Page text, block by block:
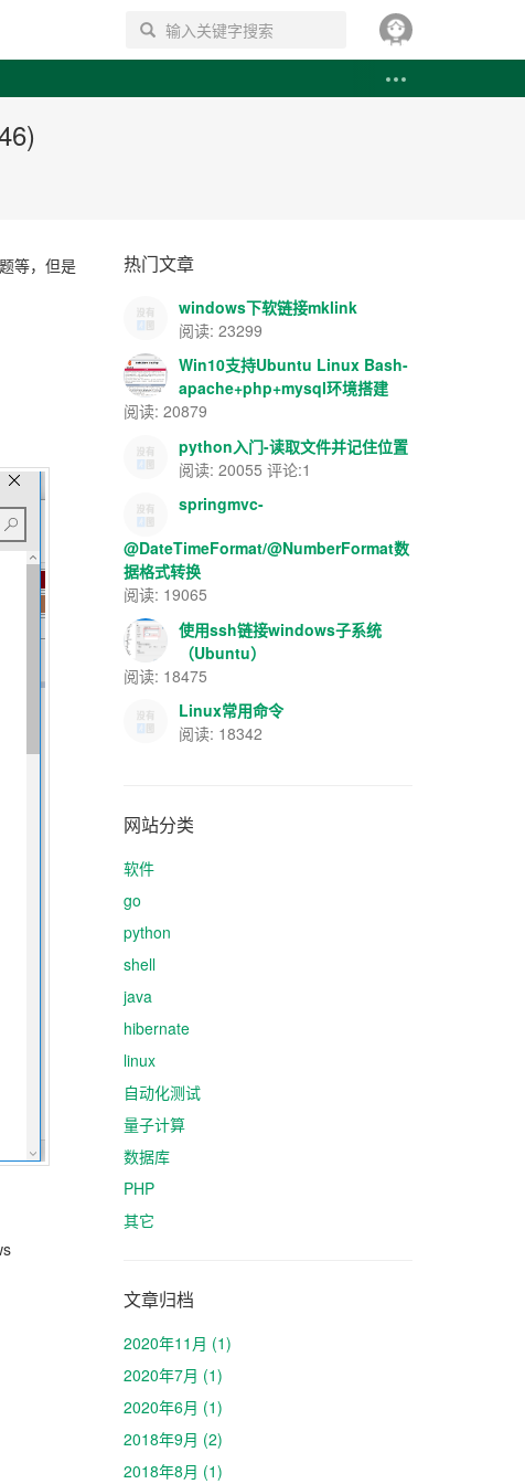
搜索
等，但是
热门文章
windows下软链接mklink
阅读: 23299
Win10支持Ubuntu Linux Bash-
apache+php+mysql环境搭建
阅读: 20879
python入门-读取文件并记住位置
阅读: 20055 评论:1
springmvc-
@DateTimeFormat/@NumberFormat数
据格式转换
阅读: 19065
使用ssh链接windows子系统
（Ubuntu）
阅读: 18475
Linux常用命令
阅读: 18342
网站分类
软件
go
python
shell
java
hibernate
linux
自动化测试
量子计算
数据库
PHP
其它
文章归档
2020年11月 (1)
2020年7月 (1)
2020年6月 (1)
2018年9月 (2)
2018年8月 (1)